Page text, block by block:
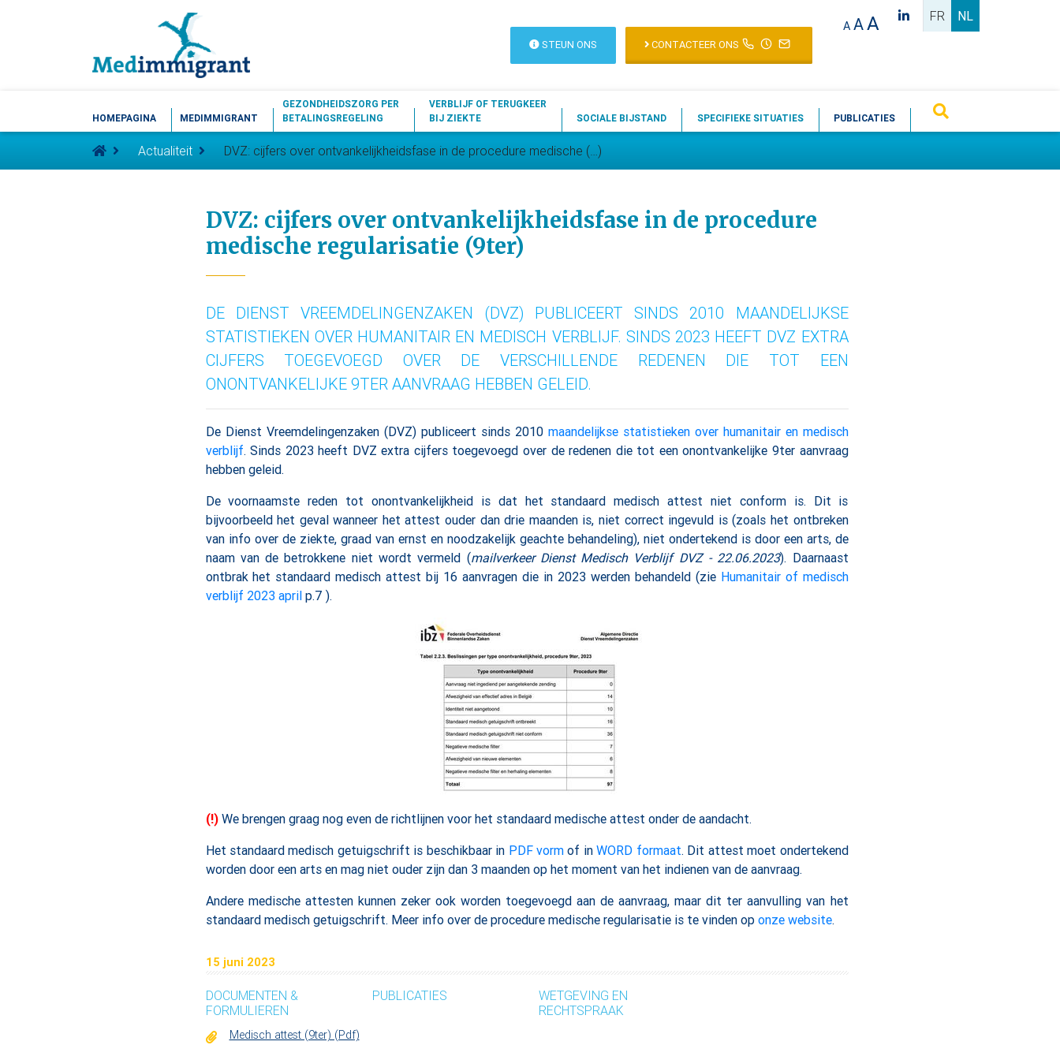
STEUN ONS CONTACTEER ONS
A AA FR NL
HOMEPAGINA MEDIMMIGRANT
GEZONDHEIDSZORG PER
BETALINGSREGELING
VERBLIJF OF TERUGKEER
BIJ ZIEKTE
SOCIALE BIJSTAND SPECIFIEKE SITUATIES PUBLICATIES
Actualiteit DVZ: cijfers over ontvankelijkheidsfase in de procedure medische (…)
DVZ: cijfers over ontvankelijkheidsfase in de procedure
medische regularisatie (9ter)
DE DIENST VREEMDELINGENZAKEN (DVZ) PUBLICEERT SINDS 2010 MAANDELIJKSE
STATISTIEKEN OVER HUMANITAIR EN MEDISCH VERBLIJF. SINDS 2023 HEEFT DVZ EXTRA
CIJFERS TOEGEVOEGD OVER DE VERSCHILLENDE REDENEN DIE TOT EEN
ONONTVANKELIJKE 9TER AANVRAAG HEBBEN GELEID.
De Dienst Vreemdelingenzaken (DVZ) publiceert sinds 2010 maandelijkse statistieken over humanitair en medisch
verblijf. Sinds 2023 heeft DVZ extra cijfers toegevoegd over de redenen die tot een onontvankelijke 9ter aanvraag
hebben geleid.
De voornaamste reden tot onontvankelijkheid is dat het standaard medisch attest niet conform is. Dit is
bijvoorbeeld het geval wanneer het attest ouder dan drie maanden is, niet correct ingevuld is (zoals het ontbreken
van info over de ziekte, graad van ernst en noodzakelijk geachte behandeling), niet ondertekend is door een arts, de
naam van de betrokkene niet wordt vermeld (mailverkeer Dienst Medisch Verblijf DVZ - 22.06.2023). Daarnaast
ontbrak het standaard medisch attest bij 16 aanvragen die in 2023 werden behandeld (zie Humanitair of medisch
verblijf 2023 aprilp.7 ).
(!) We brengen graag nog even de richtlijnen voor het standaard medische attest onder de aandacht.
Het standaard medisch getuigschrift is beschikbaar in PDF vorm of inWORD formaat. Dit attest moet ondertekend
worden door een arts en mag niet ouder zijn dan 3 maanden op het moment van het indienen van de aanvraag.
Andere medische attesten kunnen zeker ook worden toegevoegd aan de aanvraag, maar dit ter aanvulling van het
standaard medisch getuigschrift. Meer info over de procedure medische regularisatie is te vinden op onze website.
15 juni 2023
DOCUMENTEN &
FORMULIEREN
Medisch attest (9ter) (Pdf)
PUBLICATIES
WETGEVING EN
RECHTSPRAAK